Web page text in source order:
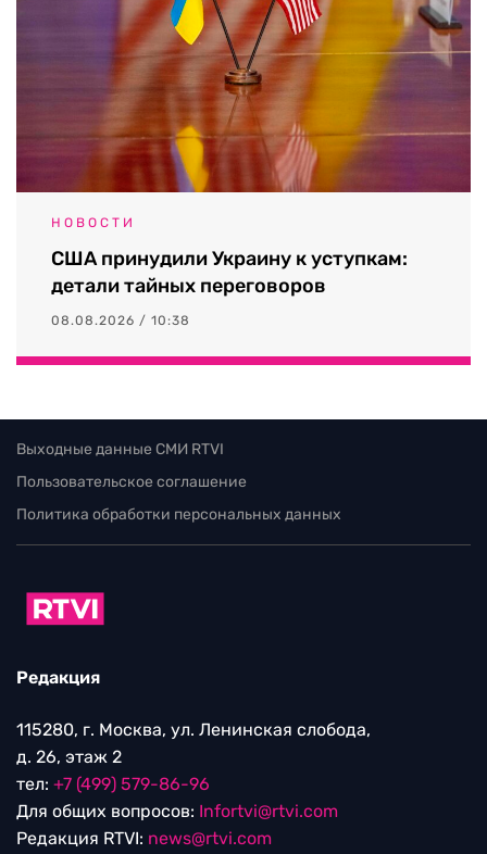
НОВОСТИ
США принудили Украину к уступкам:
детали тайных переговоров
08.08.2026 / 10:38
Выходные данные СМИ RTVI
Пользовательское соглашение
Политика обработки персональных данных
Редакция
115280, г. Москва, ул. Ленинская слобода,
д. 26, этаж 2
тел: +7 (499) 579-86-96
Для общих вопросов: Infortvi@rtvi.com
Редакция RTVI: news@rtvi.com